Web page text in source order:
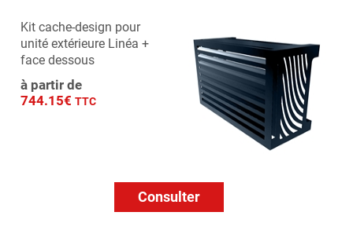
Kit cache-design pour
unité extérieure Linéa +
face dessous
à partir de
744.15€ TTC
Consulter